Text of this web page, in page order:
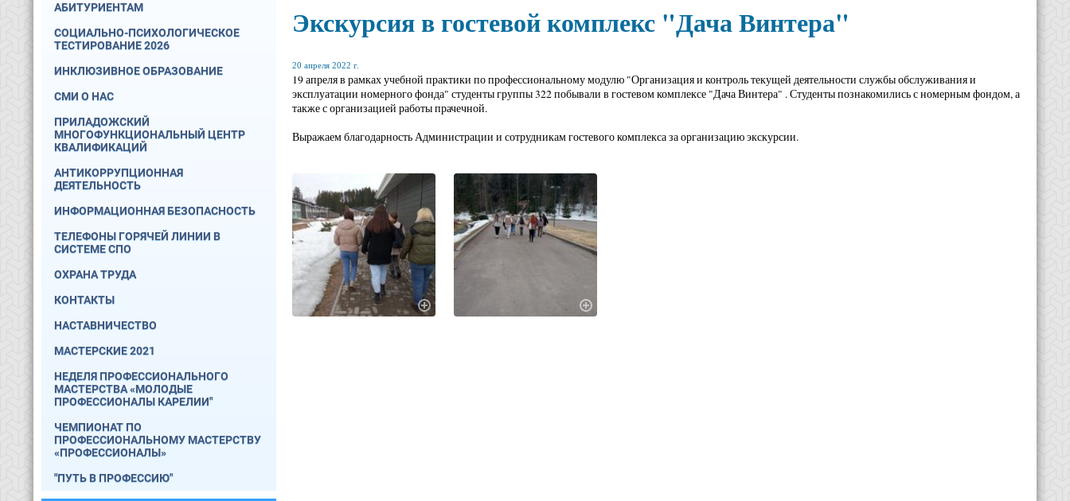
АБИТУРИЕНТАМ
СОЦИАЛЬНО-ПСИХОЛОГИЧЕСКОЕ
ТЕСТИРОВАНИЕ 2026
ИНКЛЮЗИВНОЕ ОБРАЗОВАНИЕ
СМИ О НАС
ПРИЛАДОЖСКИЙ
МНОГОФУНКЦИОНАЛЬНЫЙ ЦЕНТР
КВАЛИФИКАЦИЙ
АНТИКОРРУПЦИОННАЯ
ДЕЯТЕЛЬНОСТЬ
ИНФОРМАЦИОННАЯ БЕЗОПАСНОСТЬ
ТЕЛЕФОНЫ ГОРЯЧЕЙ ЛИНИИ В
СИСТЕМЕ СПО
ОХРАНА ТРУДА
КОНТАКТЫ
НАСТАВНИЧЕСТВО
МАСТЕРСКИЕ 2021
НЕДЕЛЯ ПРОФЕССИОНАЛЬНОГО
МАСТЕРСТВА «МОЛОДЫЕ
ПРОФЕССИОНАЛЫ КАРЕЛИИ"
ЧЕМПИОНАТ ПО
ПРОФЕССИОНАЛЬНОМУ МАСТЕРСТВУ
«ПРОФЕССИОНАЛЫ»
"ПУТЬ В ПРОФЕССИЮ"
Экскурсия в гостевой комплекс "Дача Винтера"
20 апреля 2022 г.
19 апреля в рамках учебной практики по профессиональному модулю "Организация и контроль текущей деятельности службы обслуживания и
эксплуатации номерного фонда" студенты группы 322 побывали в гостевом комплексе "Дача Винтера" . Студенты познакомились с номерным фондом, а
также с организацией работы прачечной.
Выражаем благодарность Администрации и сотрудникам гостевого комплекса за организацию экскурсии.